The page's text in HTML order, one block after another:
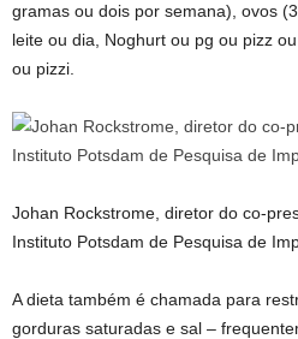
gramas ou dois por semana), ovos
leite ou dia, Noghurt ou pg ou pizz
ou pizzi.
Johan Rockstrome, diretor do co-
Instituto Potsdam de Pesquisa de
A dieta também é chamada para
gorduras saturadas e sal –